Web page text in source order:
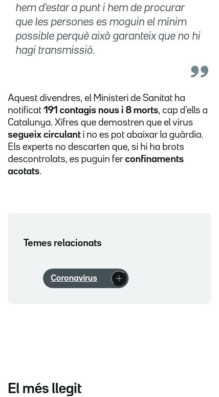
hem d'estar a punt i hem de procurar
que les persones es moguin el mínim
possible perquè això garanteix que no hi
hagi transmissió.
Aquest divendres, el Ministeri de Sanitat ha
notificat 191 contagis nous i 8 morts, cap d'ells a
Catalunya. Xifres que demostren que el virus
segueix circulant i no es pot abaixar la guàrdia.
Els experts no descarten que, si hi ha brots
descontrolats, es puguin fer confinaments
acotats.
Temes relacionats
Coronavirus
El més llegit